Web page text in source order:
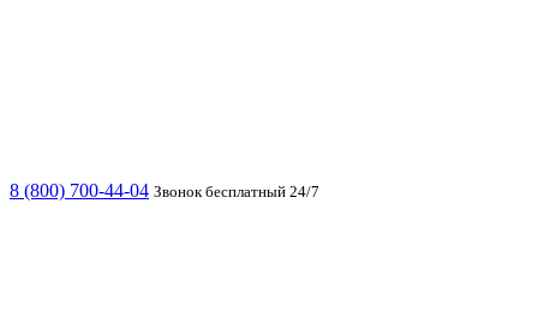
8 (800) 700-44-04 Звонок бесплатный 24/7